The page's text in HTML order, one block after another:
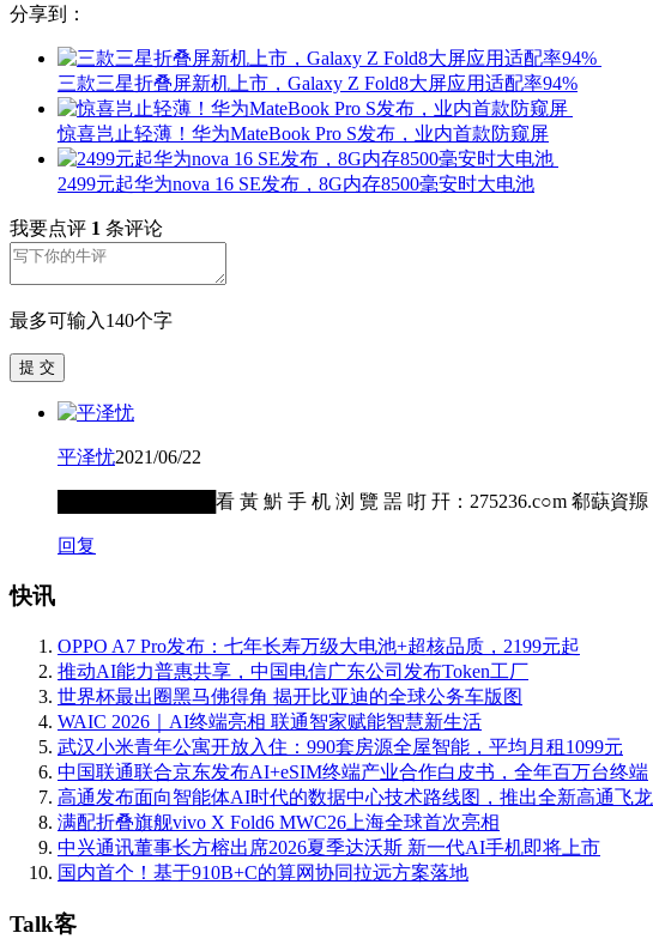
分享到：
三款三星折叠屏新机上市，Galaxy Z Fold8大屏应用适配率94%
惊喜岂止轻薄！华为MateBook Pro S发布，业内首款防窥屏
2499元起华为nova 16 SE发布，8G内存8500毫安时大电池
我要点评 1 条评论
最多可输入140个字
提 交
平泽忧2021/06/22
████████████看 黃 魸 手 机 浏 覽 噐 咑 幵：275236.c○m 郗蒛
回复
快讯
OPPO A7 Pro发布：七年长寿万级大电池+超核品质，2199元起
推动AI能力普惠共享，中国电信广东公司发布Token工厂
世界杯最出圈黑马佛得角 揭开比亚迪的全球公务车版图
WAIC 2026｜AI终端亮相 联通智家赋能智慧新生活
武汉小米青年公寓开放入住：990套房源全屋智能，平均月租1099元
中国联通联合京东发布AI+eSIM终端产业合作白皮书，全年百万台终端
高通发布面向智能体AI时代的数据中心技术路线图，推出全新高通飞
满配折叠旗舰vivo X Fold6 MWC26上海全球首次亮相
中兴通讯董事长方榕出席2026夏季达沃斯 新一代AI手机即将上市
国内首个！基于910B+C的算网协同拉远方案落地
Talk客